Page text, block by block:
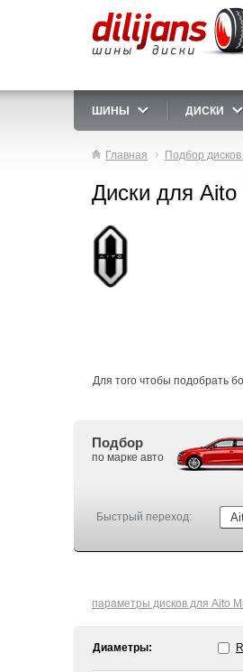
ШИНЫ ДИСКИ
Главная Подбор
Диски для Aito
Для того чтобы подобрать
Подбор
по марке авто
Быстрый переход:
параметры дисков для Aito
Диаметры: